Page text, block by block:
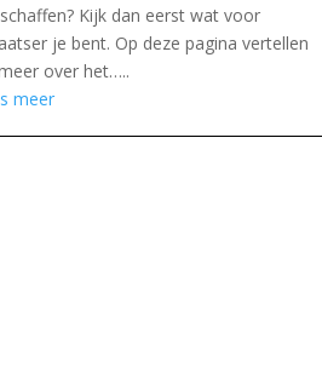
Kijk dan eerst wat voor
je bent. Op deze pagina vertellen
over het…..
meer